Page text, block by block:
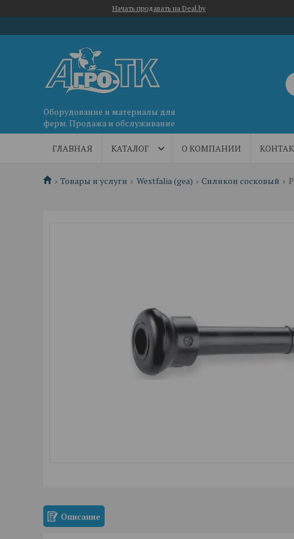
Начать продавать на Deal.by
Оборудование и материалы для
ферм. Продажа и обслуживание
ГЛАВНАЯ КАТАЛОГ О КОМПАНИИ
Товары и услуги Westfalia (gea) Силикон сосковый
Описание